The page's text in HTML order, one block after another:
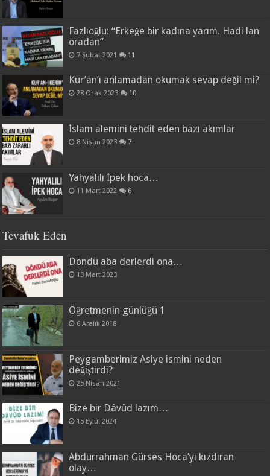
Fazlıoğlu: “Erkeğe bir kadına yarım. Hadi lan
oradan”
7 Şubat 2021 11
Kur’an’ı anlamadan okumak sevap değil mi?
28 Ocak 2023 10
İslam alemini tehdit eden bazı akımlar
8 Nisan 2023 7
Yahyalılı İpek hoca…
11 Mart 2022 6
Tevafuk Eden
Döndü aba derlerdi ona…
13 Mart 2023
Öğretmenin günlüğü 1
6 Aralık 2018
Peygamberimiz Asiye ismini neden
değiştirdi?
25 Nisan 2021
Bize bir Dâvûd lazım…
15 Eylül 2024
Abdurrahman Gürses Hoca’yı kızdıran
olay…